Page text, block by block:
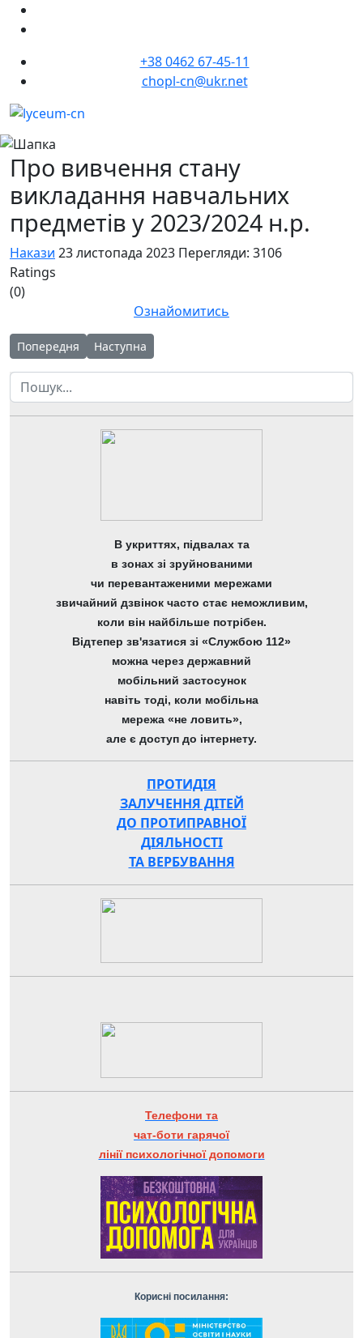
+38 0462 67-45-11
chopl-cn@ukr.net
Про вивчення стану
викладання навчальних
предметів у 2023/2024 н.р.
Накази 23 листопада 2023 Перегляди: 3106
Ratings
(0)
Ознайомитись
Попередня стаття: Про І етап ХІV Міжнародного мовно-
Попередня Наступна стаття: Про створення комісії щодо
Наступна
Пошук
В укриттях, підвалах та
в зонах зі зруйнованими
чи перевантаженими мережами
звичайний дзвінок часто стає неможливим,
коли він найбільше потрібен.
Відтепер зв'язатися зі «Службою 112»
можна через державний
мобільний застосунок
навіть тоді, коли мобільна
мережа «не ловить»,
але є доступ до інтернету.
ПРОТИДІЯ
ЗАЛУЧЕННЯ ДІТЕЙ
ДО ПРОТИПРАВНОЇ
ДІЯЛЬНОСТІ
ТА ВЕРБУВАННЯ
Телефони та
чат-боти гарячої
лінії психологічної допомоги
Корисні посилання: